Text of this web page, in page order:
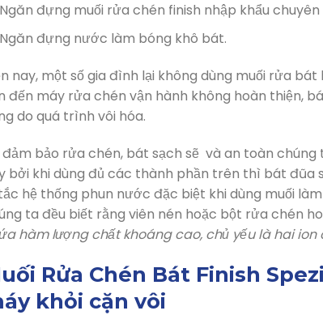
Ngăn đựng muối rửa chén finish nhập khẩu
Ngăn đựng nước làm bóng khô bát.
nay, một số gia đình lại không dùng muối rửa
đến máy rửa chén vận hành không hoàn thiện,
do quá trình vôi hóa.
bảo rửa chén, bát sạch sẽ và an toàn
bởi khi dùng đủ các thành phần trên thì bát
hệ thống phun nước đặc biệt khi dùng muối
ta đều biết rằng viên nén hoặc bột rửa chén
hàm lượng chất khoáng cao, chủ yếu là hai
Rửa Chén Bát Finish
khỏi cặn vôi